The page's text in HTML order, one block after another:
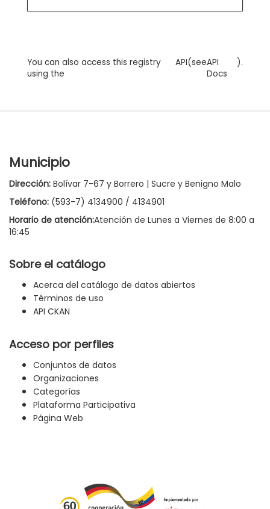
You can also access this registry
using the
API(seeAPI
Docs
).
Municipio
Dirección: Bolívar 7-67 y Borrero | Sucre y Benigno Malo
Teléfono: (593-7) 4134900 / 4134901
Horario de atención:Atención de Lunes a Viernes de 8:00 a
16:45
Sobre el catálogo
Acerca del catálogo de datos abiertos
Términos de uso
API CKAN
Acceso por perfiles
Conjuntos de datos
Organizaciones
Categorías
Plataforma Participativa
Página Web